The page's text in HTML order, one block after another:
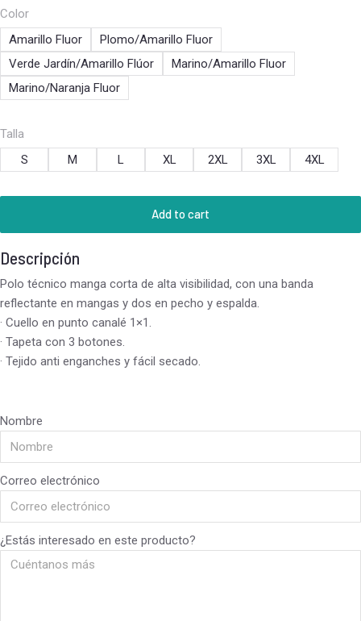
Color
Amarillo Fluor
Plomo/Amarillo Fluor
Verde Jardín/Amarillo Flúor
Marino/Amarillo Fluor
Marino/Naranja Fluor
Talla
S
M L XL 2XL 3XL 4XL
Add to cart
Descripción
Polo técnico manga corta de alta visibilidad, con una banda
reflectante en mangas y dos en pecho y espalda.
· Cuello en punto canalé 1×1.
· Tapeta con 3 botones.
· Tejido anti enganches y fácil secado.
Nombre
Correo electrónico
¿Estás interesado en este producto?